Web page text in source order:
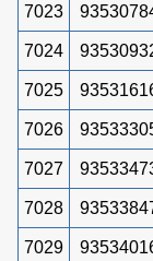
7023
7024
7025
7026
7027
7028
7029